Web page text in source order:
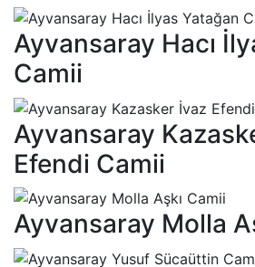
Ayvansaray Hacı
Camii
Ayvansaray
Efendi Camii
Ayvansaray Molla